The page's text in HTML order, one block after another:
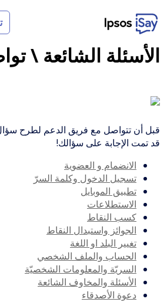
الأسئلة الشائعة \
قبل أن تتواصل مع فريق الدعم لطرح
قد تمت الإجابة على سؤالك!
الانضمام و العضوية
تسجيل الدخول وكلمة السرّ
تطبيق الموبايل
الاستطلاعات
كسب النقاط
الجوائز واستبدال النقاط
تغيير البلد او اللغة
الحساب والملف الشخصي
السريّة والمعلومات الشخصيّة
الأسئلة والمخاوف الشائعة
دعوة الأصدقاء